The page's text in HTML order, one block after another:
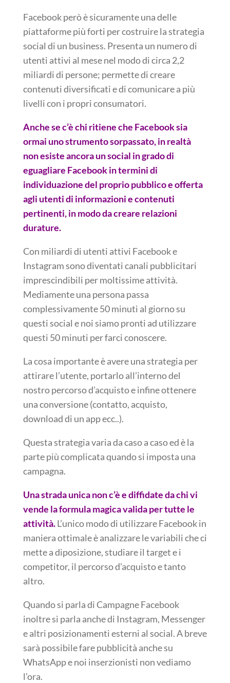
Facebook però è sicuramente una delle
piattaforme più forti per costruire la strategia
social di un business. Presenta un numero di
utenti attivi al mese nel modo di circa 2,2
miliardi di persone; permette di creare
contenuti diversificati e di comunicare a più
livelli con i propri consumatori.
Anche se c’è chi ritiene che Facebook sia
ormai uno strumento sorpassato, in realtà
non esiste ancora un social in grado di
eguagliare Facebook in termini di
individuazione del proprio pubblico e offerta
agli utenti di informazioni e contenuti
pertinenti, in modo da creare relazioni
durature.
Con miliardi di utenti attivi Facebook e
Instagram sono diventati canali pubblicitari
imprescindibili per moltissime attività.
Mediamente una persona passa
complessivamente 50 minuti al giorno su
questi social e noi siamo pronti ad utilizzare
questi 50 minuti per farci conoscere.
La cosa importante è avere una strategia per
attirare l’utente, portarlo all’interno del
nostro percorso d’acquisto e infine ottenere
una conversione (contatto, acquisto,
download di un app ecc..).
Questa strategia varia da caso a caso ed è la
parte più complicata quando si imposta una
campagna.
Una strada unica non c’è e diffidate da chi vi
vende la formula magica valida per tutte le
attività.L’unico modo di utilizzare Facebook in
maniera ottimale è analizzare le variabili che ci
mette a diposizione, studiare il target e i
competitor, il percorso d’acquisto e tanto
altro.
Quando si parla di Campagne Facebook
inoltre si parla anche di Instagram, Messenger
e altri posizionamenti esterni al social. A breve
sarà possibile fare pubblicità anche su
WhatsApp e noi inserzionisti non vediamo
l’ora.